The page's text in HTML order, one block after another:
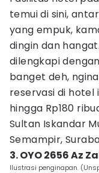
temui di sini,
yang empuk,
dingin dan
dilengkapi
banget deh,
reservasi di hotel
hingga Rp180
Sultan Iskandar
Semampir,
3. OYO 2656 Az
Ilustrasi penginapan.